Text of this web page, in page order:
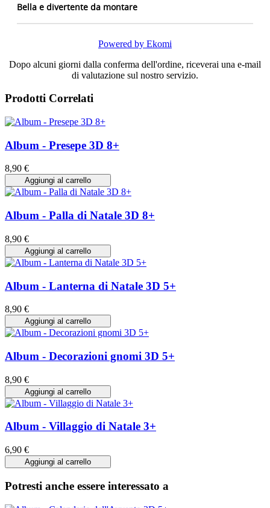
Bella e divertente da montare
Powered by Ekomi
Dopo alcuni giorni dalla conferma dell'ordine, riceverai una e-mail
di valutazione sul nostro servizio.
Prodotti Correlati
Album - Presepe 3D 8+
8,90 €
Aggiungi al carrello
Album - Palla di Natale 3D 8+
8,90 €
Aggiungi al carrello
Album - Lanterna di Natale 3D 5+
8,90 €
Aggiungi al carrello
Album - Decorazioni gnomi 3D 5+
8,90 €
Aggiungi al carrello
Album - Villaggio di Natale 3+
6,90 €
Aggiungi al carrello
Potresti anche essere interessato a